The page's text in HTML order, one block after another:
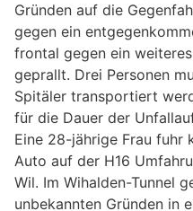
Gründen auf die
gegen ein
frontal gegen ein
geprallt. Drei Personen
Spitäler transportiert
für die Dauer der
Eine 28-jährige Frau fuhr
Auto auf der H16
Wil. Im Wihalden-Tunnel
unbekannten Gründen in